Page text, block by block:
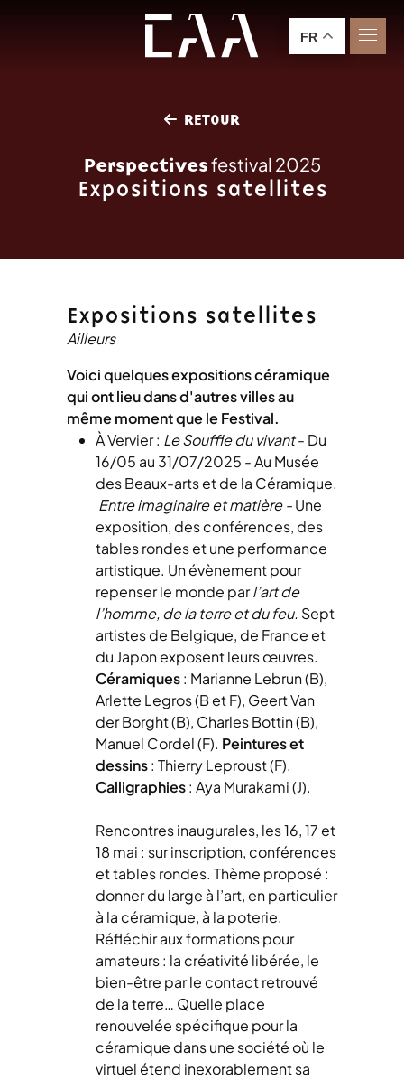
RETOUR
Perspectivesfestival 2025
Expositions satellites
Expositions satellites
Ailleurs
Voici quelques expositions céramique
qui ont lieu dans d'autres villes au
même moment que le Festival.
À Vervier : Le Souffle du vivant- Du
16/05 au 31/07/2025 -Au Musée
des Beaux-arts et de la Céramique.
Entre imaginaire et matière -Une
exposition, des conférences, des
tables rondes et une performance
artistique. Un évènement pour
repenser le monde parl’art de
l’homme, de la terre et du feu. Sept
artistes de Belgique, de France et
du Japon exposent leurs œuvres.
Céramiques: Marianne Lebrun (B),
Arlette Legros (B et F), Geert Van
der Borght (B), Charles Bottin (B),
Manuel Cordel (F). Peintures et
dessins: Thierry Leproust (F).
Calligraphies: Aya Murakami (J).
Rencontres inaugurales, les 16, 17 et
18 mai : sur inscription, conférences
et tables rondes. Thème proposé :
donner du large à l’art, en particulier
à la céramique, à la poterie.
Réfléchir aux formations pour
amateurs : la créativité libérée, le
bien-être par le contact retrouvé
de la terre… Quelle place
renouvelée spécifique pour la
céramique dans une société où le
virtuel étend inexorablement sa
FR